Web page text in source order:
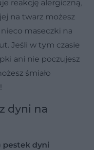
reakcję alergiczną,
na twarz możesz
maseczki na
Jeśli w tym czasie
ani nie poczujesz
śmiało
dyni na
pestek dyni